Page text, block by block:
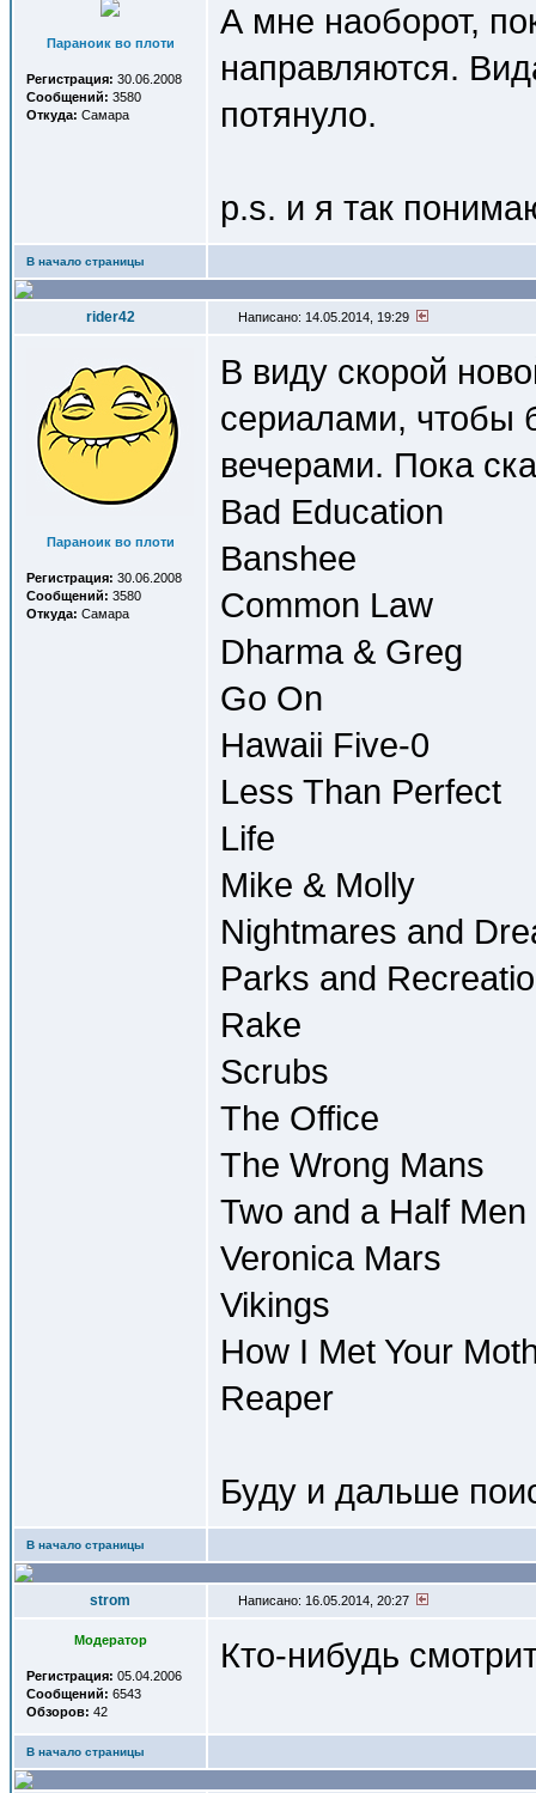
Параноик во плоти
Регистрация: 30.06.2008
Сообщений: 3580
Откуда: Самара
А мне наоборот,
направляются.
потянуло.
p.s. и я так
В начало страницы
rider42 Написано: 14.05.2014, 19:29
Параноик во плоти
Регистрация: 30.06.2008
Сообщений: 3580
Откуда: Самара
В виду скорой
сериалами, чтобы
вечерами. Пока
Bad Education
Banshee
Common Law
Dharma & Greg
Go On
Hawaii Five-0
Less Than Perfect
Life
Mike & Molly
Nightmares and
Parks and
Rake
Scrubs
The Office
The Wrong Mans
Two and a Half Men
Veronica Mars
Vikings
How I Met Your
Reaper
Буду и дальше
В начало страницы
strom Написано: 16.05.2014, 20:27
Модератор
Регистрация: 05.04.2006
Сообщений: 6543
Обзоров: 42
Кто-нибудь
В начало страницы